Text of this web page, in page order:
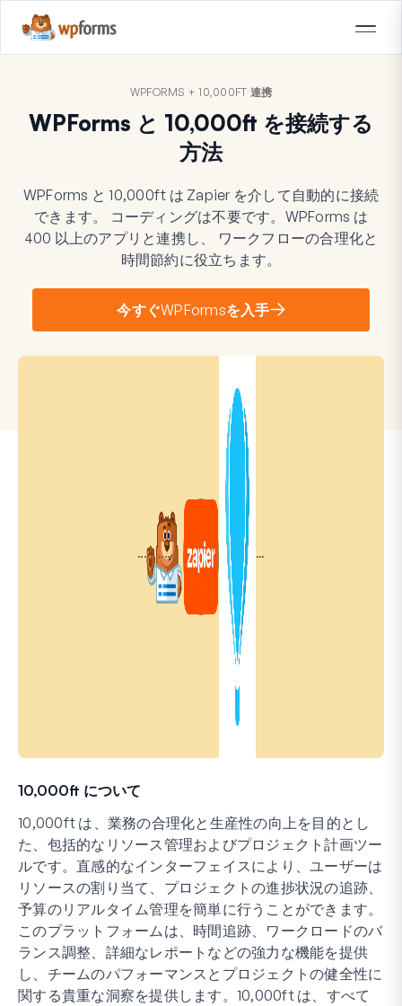
WPFORMS + 10,000FT 連携
WPForms と 10,000ft を接続する
方法
WPForms と 10,000ft は Zapier を介して自動的に接続
できます。 コーディングは不要です。WPForms は
400 以上のアプリと連携し、 ワークフローの合理化と
時間節約に役立ちます。
今すぐWPFormsを入手
10,000ft について
10,000ft は、業務の合理化と生産性の向上を目的とし
た、包括的なリソース管理およびプロジェクト計画ツー
ルです。直感的なインターフェイスにより、ユーザーは
リソースの割り当て、プロジェクトの進捗状況の追跡、
予算のリアルタイム管理を簡単に行うことができます。
このプラットフォームは、時間追跡、ワークロードのバ
ランス調整、詳細なレポートなどの強力な機能を提供
し、チームのパフォーマンスとプロジェクトの健全性に
関する貴重な洞察を提供します。10,000ft は、すべて